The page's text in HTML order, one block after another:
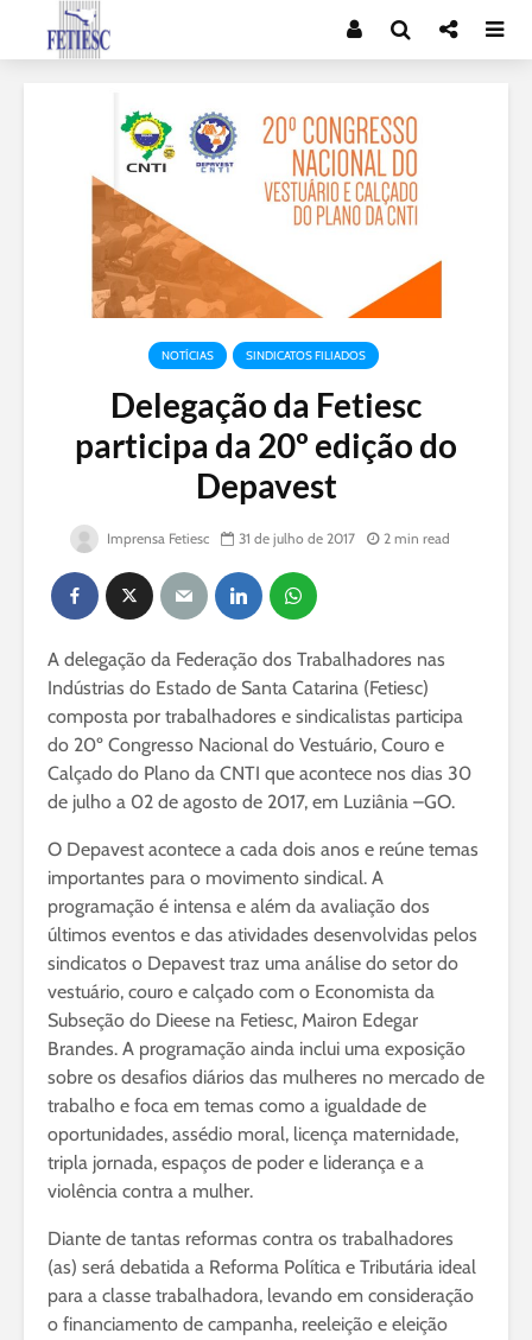
NOTÍCIAS SINDICATOS FILIADOS
Delegação da Fetiesc
participa da 20º edição do
Depavest
Imprensa Fetiesc 31 de julho de 2017 2 min read
A delegação da Federação dos Trabalhadores nas
Indústrias do Estado de Santa Catarina (Fetiesc)
composta por trabalhadores e sindicalistas participa
do 20º Congresso Nacional do Vestuário, Couro e
Calçado do Plano da CNTI que acontece nos dias 30
de julho a 02 de agosto de 2017, em Luziânia –GO.
O Depavest acontece a cada dois anos e reúne temas
importantes para o movimento sindical. A
programação é intensa e além da avaliação dos
últimos eventos e das atividades desenvolvidas pelos
sindicatos o Depavest traz uma análise do setor do
vestuário, couro e calçado com o Economista da
Subseção do Dieese na Fetiesc, Mairon Edegar
Brandes. A programação ainda inclui uma exposição
sobre os desafios diários das mulheres no mercado de
trabalho e foca em temas como a igualdade de
oportunidades, assédio moral, licença maternidade,
tripla jornada, espaços de poder e liderança e a
violência contra a mulher.
Diante de tantas reformas contra os trabalhadores
(as) será debatida a Reforma Política e Tributária ideal
para a classe trabalhadora, levando em consideração
o financiamento de campanha, reeleição e eleição